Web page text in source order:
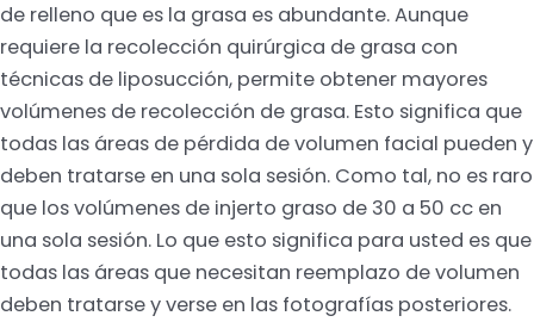
de relleno que es la grasa es abundante. Aunque
requiere la recolección quirúrgica de grasa con
técnicas de liposucción, permite obtener mayores
volúmenes de recolección de grasa. Esto significa que
todas las áreas de pérdida de volumen facial pueden y
deben tratarse en una sola sesión. Como tal, no es raro
que los volúmenes de injerto graso de 30 a 50 cc en
una sola sesión. Lo que esto significa para usted es que
todas las áreas que necesitan reemplazo de volumen
deben tratarse y verse en las fotografías posteriores.